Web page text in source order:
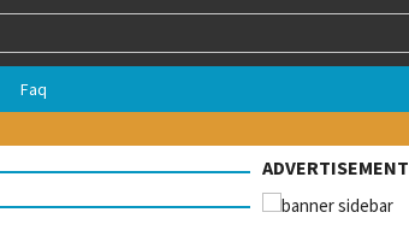
Faq
ADVERTISEMENT